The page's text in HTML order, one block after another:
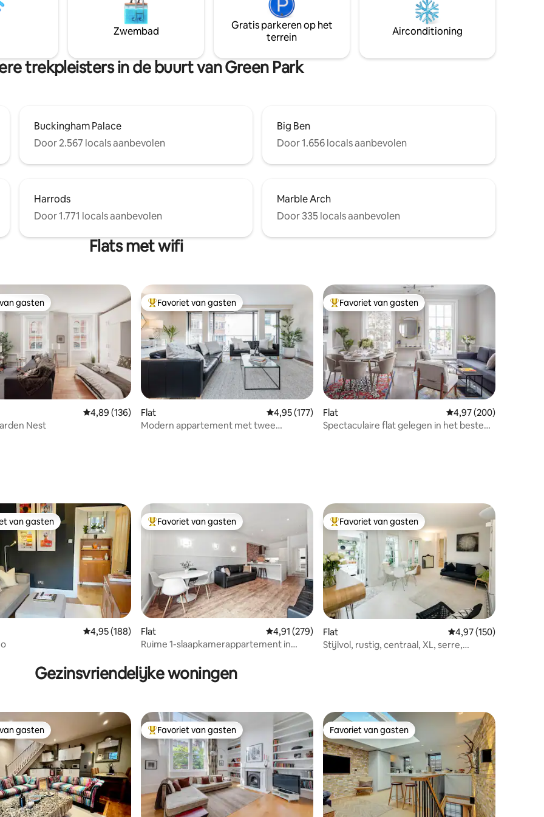
interieur en de winkels van
het groen van Hyde Park en
sfeer van Soho zijn allemaal
station Oxford Circus en
restaurants, pubs en boetieks. Het lichte
interieur, de volledig uitgeruste keuken
en de snelle wifi maken het ideaal voor
bestemmingen liggen op loopafstand
van de accommodatie. Geniet van een
kort verblijf in een privé en goed
uitgerust appartement, onderdeel van
een historisch huis in het centrum van
Londen.
Zwembad
Gratis parkeren op het
terrein
Airconditioning
trekpleisters in de buurt van Green Park
Buckingham Palace
Door 2.567 locals aanbevolen
Big Ben
Door 1.656 locals aanbevolen
Harrods
Door 1.771 locals aanbevolen
Marble Arch
Door 335 locals aanbevolen
Flats met wifi
4,92 op 5, 298 recensies
gasten
gasten
Gemiddelde beoordeling van 4,89 op 5, 136 recensies
4,89 (136)
Nest
Topfavoriet van gasten
Favoriet van gasten
Flat Gemiddelde beoordeling van 4,95 op 5, 177 recensies
4,95 (177)
Modern appartement met twee
Topfavoriet van gasten
Favoriet van gasten
Flat Gemiddelde
4,97 (200)
Spectaculaire flat gelegen in het beste
4,87 op 5, 132 recensies
van gasten
van gasten
Gemiddelde beoordeling van 4,95 op 5, 188 recensies
4,95 (188)
Topfavoriet van gasten
Favoriet van gasten
Flat Gemiddelde beoordeling van 4,91 op 5, 279 recensies
4,91 (279)
Ruime 1-slaapkamerappartement in
voor 4 personen
Topfavoriet van gasten
Favoriet van gasten
Flat Gemiddelde
4,97 (150)
Stijlvol, rustig, centraal, XL, serre,
Gezinsvriendelijke woningen
gasten
gasten Topfavoriet van gasten
Favoriet van gasten Favoriet van gasten
Favoriet van gasten